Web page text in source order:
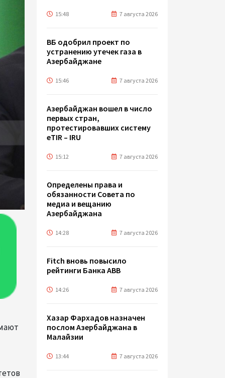
15:48 7 августа 2026
ВБ одобрил проект по
устранению утечек газа в
Азербайджане
15:46 7 августа 2026
Азербайджан вошел в число
первых стран,
протестировавших систему
eTIR – IRU
15:12 7 августа 2026
Определены права и
обязанности Совета по
медиа и вещанию
Азербайджана
14:28 7 августа 2026
Fitch вновь повысило
рейтинги Банка ABB
14:26 7 августа 2026
Хазар Фархадов назначен
послом Азербайджана в
Малайзии
13:44 7 августа 2026